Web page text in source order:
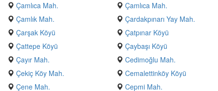
Çamlıca Mah.
Çamlıca Mah.
Çamlık Mah.
Çardakpınarı Yay Mah.
Çarşak Köyü
Çatpınar Köyü
Çattepe Köyü
Çaybaşı Köyü
Çayır Mah.
Cedimoğlu Mah.
Çekiç Köy Mah.
Cemalettinköy Köyü
Çene Mah.
Cepmi Mah.